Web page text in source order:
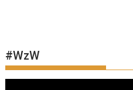
#WzW